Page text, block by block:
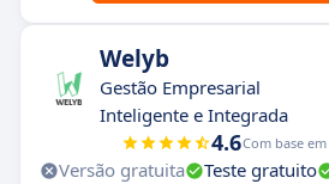
Welyb
Gestão Empresarial
Inteligente e Integrada
4.6Com base em
Versão gratuita Teste gratuito